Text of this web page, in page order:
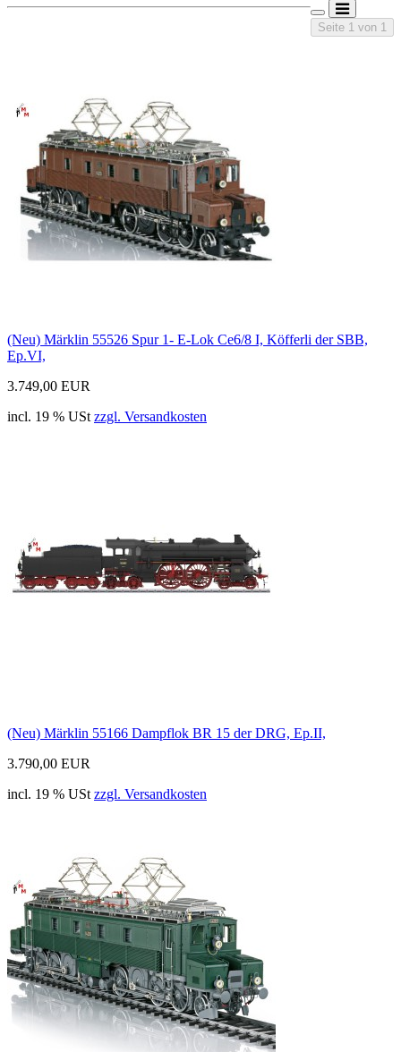
Seite 1 von 1
(Neu) Märklin 55526 Spur 1- E-Lok Ce6/8 I, Köfferli der SBB,
Ep.VI,
3.749,00 EUR
incl. 19 % USt zzgl. Versandkosten
(Neu) Märklin 55166 Dampflok BR 15 der DRG, Ep.II,
3.790,00 EUR
incl. 19 % USt zzgl. Versandkosten